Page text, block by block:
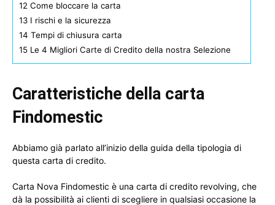
12 Come bloccare la carta
13 I rischi e la sicurezza
14 Tempi di chiusura carta
15 Le 4 Migliori Carte di Credito della nostra Selezione
Caratteristiche della carta
Findomestic
Abbiamo già parlato all’inizio della guida della tipologia di
questa carta di credito.
Carta Nova Findomestic è una carta di credito revolving, che
dà la possibilità ai clienti di scegliere in qualsiasi occasione la